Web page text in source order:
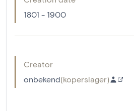
1801 - 1900
Creator
onbekend(koperslager)